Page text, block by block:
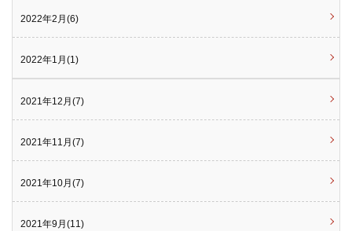
2022年2月(6)
2022年1月(1)
2021年12月(7)
2021年11月(7)
2021年10月(7)
2021年9月(11)